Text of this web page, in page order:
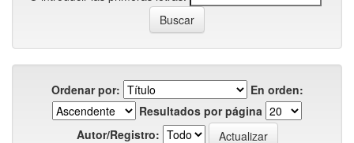
Ordenar por:
En orden:
Resultados por página
Autor/Registro: